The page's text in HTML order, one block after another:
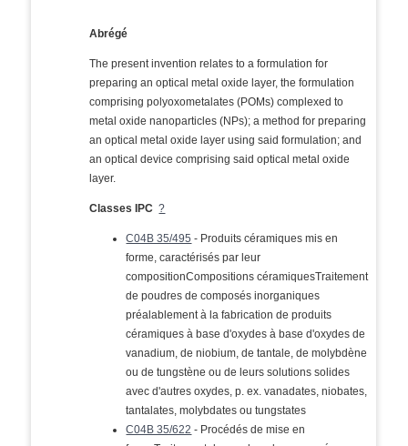
Abrégé
The present invention relates to a formulation for
preparing an optical metal oxide layer, the formulation
comprising polyoxometalates (POMs) complexed to
metal oxide nanoparticles (NPs); a method for preparing
an optical metal oxide layer using said formulation; and
an optical device comprising said optical metal oxide
layer.
Classes IPC ?
C04B 35/495 - Produits céramiques mis en
forme, caractérisés par leur
compositionCompositions céramiquesTraitement
de poudres de composés inorganiques
préalablement à la fabrication de produits
céramiques à base d'oxydes à base d'oxydes de
vanadium, de niobium, de tantale, de molybdène
ou de tungstène ou de leurs solutions solides
avec d'autres oxydes, p. ex. vanadates, niobates,
tantalates, molybdates ou tungstates
C04B 35/622 - Procédés de mise en